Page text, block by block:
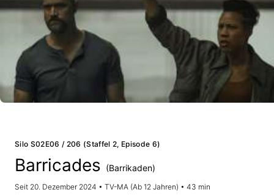
Silo S02E06 / 206 (Staffel 2, Episode 6)
Barricades (Barrikaden)
Seit 20. Dezember 2024 • TV-MA (Ab 12 Jahren) • 43 min